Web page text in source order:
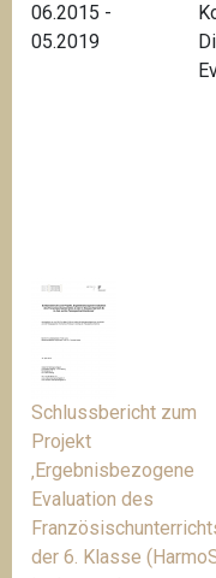
06.2015 -
05.2019
Schlussbericht zum
Projekt
‚Ergebnisbezogene
Evaluation des
der 6. Klasse